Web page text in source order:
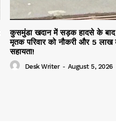
कुसमुंडा खदान में सड़क हादसे के
मृतक परिवार को नौकरी और 5 लाख
सहायता!
Desk Writer - August 5, 2026